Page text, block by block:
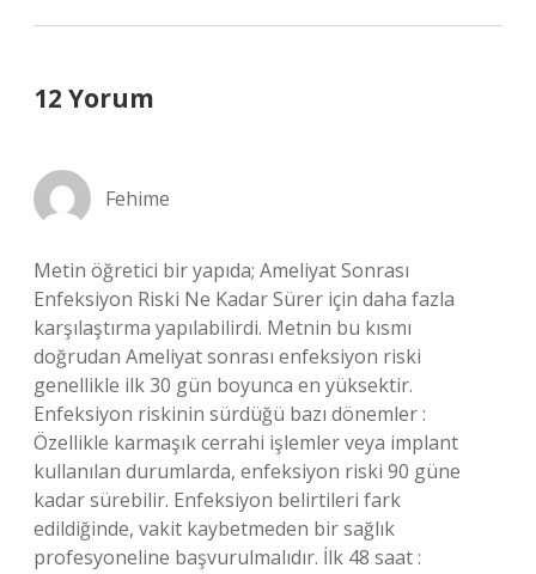
12 Yorum
Fehime
Metin öğretici bir yapıda; Ameliyat Sonrası
Enfeksiyon Riski Ne Kadar Sürer için daha fazla
karşılaştırma yapılabilirdi. Metnin bu kısmı
doğrudan Ameliyat sonrası enfeksiyon riski
genellikle ilk 30 gün boyunca en yüksektir.
Enfeksiyon riskinin sürdüğü bazı dönemler :
Özellikle karmaşık cerrahi işlemler veya implant
kullanılan durumlarda, enfeksiyon riski 90 güne
kadar sürebilir. Enfeksiyon belirtileri fark
edildiğinde, vakit kaybetmeden bir sağlık
profesyoneline başvurulmalıdır. İlk 48 saat :